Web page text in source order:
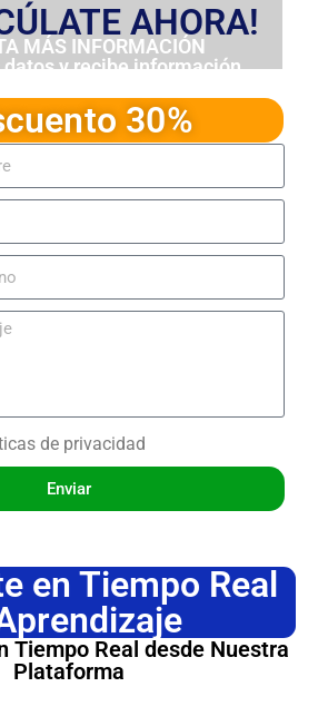
AHORA!
MÁS INFORMACIÓN
datos y recibe información
30%
de privacidad
Enviar
en Tiempo Real
Tiempo Real desde Nuestra
Plataforma